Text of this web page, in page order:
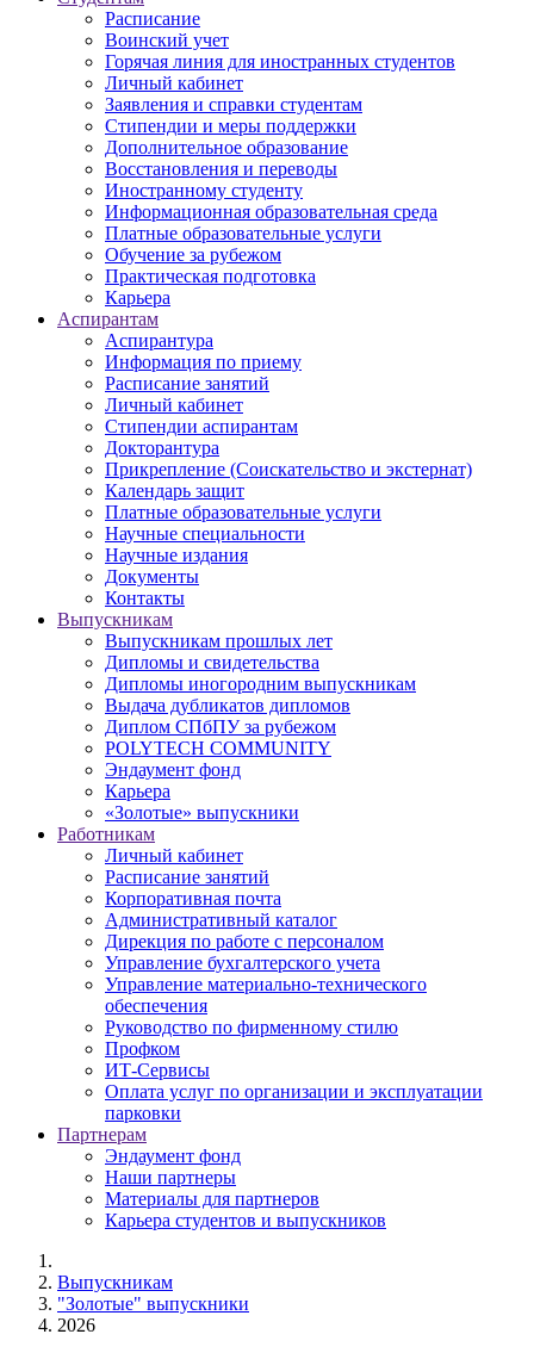
Расписание
Воинский учет
Горячая линия для иностранных студентов
Личный кабинет
Заявления и справки студентам
Стипендии и меры поддержки
Дополнительное образование
Восстановления и переводы
Иностранному студенту
Информационная образовательная среда
Платные образовательные услуги
Обучение за рубежом
Практическая подготовка
Карьера
Аспирантам
Аспирантура
Информация по приему
Расписание занятий
Личный кабинет
Стипендии аспирантам
Докторантура
Прикрепление (Соискательство и экстернат)
Календарь защит
Платные образовательные услуги
Научные специальности
Научные издания
Документы
Контакты
Выпускникам
Выпускникам прошлых лет
Дипломы и свидетельства
Дипломы иногородним выпускникам
Выдача дубликатов дипломов
Диплом СПбПУ за рубежом
POLYTECH COMMUNITY
Эндаумент фонд
Карьера
«Золотые» выпускники
Работникам
Личный кабинет
Расписание занятий
Корпоративная почта
Административный каталог
Дирекция по работе с персоналом
Управление бухгалтерского учета
Управление материально-технического
обеспечения
Руководство по фирменному стилю
Профком
ИТ-Сервисы
Оплата услуг по организации и эксплуатации
парковки
Партнерам
Эндаумент фонд
Наши партнеры
Материалы для партнеров
Карьера студентов и выпускников
Выпускникам
"Золотые" выпускники
2026